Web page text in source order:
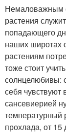
Немаловажным
растения
попадающего
наших широтах
растениям
тоже стоит
солнцелюбивы:
себя чувствуют
сансевиерией
температурный
прохлада, от 15